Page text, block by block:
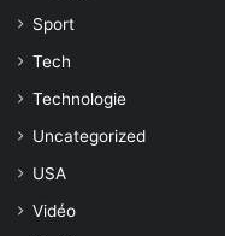
Sport
Tech
Technologie
Uncategorized
USA
Vidéo